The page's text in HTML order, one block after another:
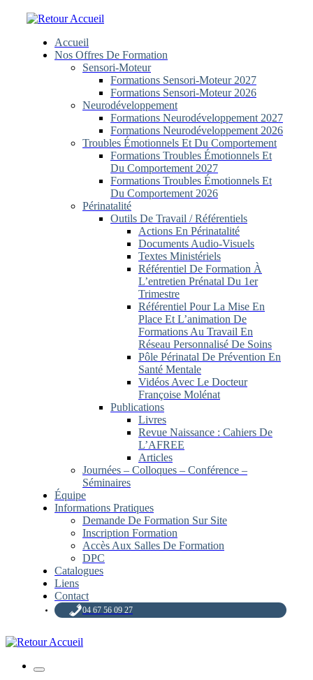
Accueil
Nos Offres De Formation
Sensori-Moteur
Formations Sensori-Moteur 2027
Formations Sensori-Moteur 2026
Neurodéveloppement
Formations Neurodéveloppement 2027
Formations Neurodéveloppement 2026
Troubles Émotionnels Et Du Comportement
Formations Troubles Émotionnels Et
Du Comportement 2027
Formations Troubles Émotionnels Et
Du Comportement 2026
Périnatalité
Outils De Travail / Référentiels
Actions En Périnatalité
Documents Audio-Visuels
Textes Ministériels
Référentiel De Formation À
L’entretien Prénatal Du 1er
Trimestre
Référentiel Pour La Mise En
Place Et L’animation De
Formations Au Travail En
Réseau Personnalisé De Soins
Pôle Périnatal De Prévention En
Santé Mentale
Vidéos Avec Le Docteur
Françoise Molénat
Publications
Livres
Revue Naissance : Cahiers De
L’AFREE
Articles
Journées – Colloques – Conférence –
Séminaires
Équipe
Informations Pratiques
Demande De Formation Sur Site
Inscription Formation
Accès Aux Salles De Formation
DPC
Catalogues
Liens
Contact
04 67 56 09 27
Menu